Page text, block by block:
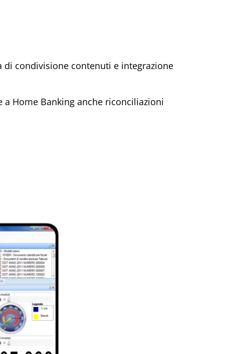
condivisione contenuti e integrazione
Home Banking anche riconciliazioni